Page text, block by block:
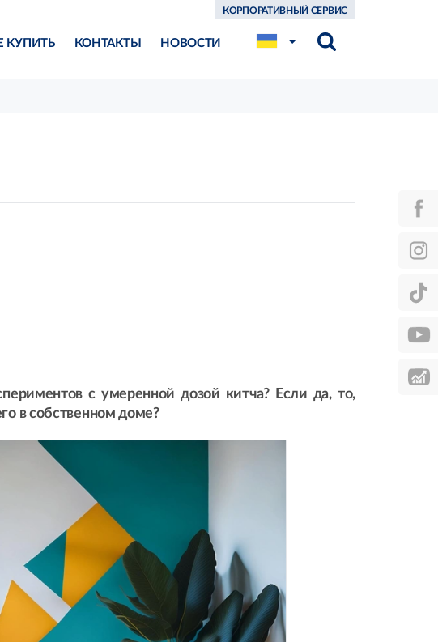
КУПИТЬ КОНТАКТЫ НОВОСТИ
КОРПОРАТИВНЫЙ СЕРВИС
с умеренной дозой китча? Если да, то,
в собственном доме?